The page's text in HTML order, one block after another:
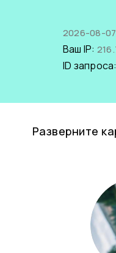
2026-08-
Ваш IP:
ID запроса:
Разверните